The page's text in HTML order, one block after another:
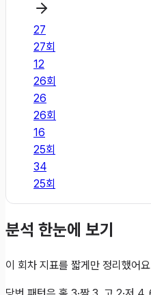
27
27회
12
26회
26
26회
16
25회
34
25회
분석 한눈에 보기
이 회차 지표를 짧게만 정리했어